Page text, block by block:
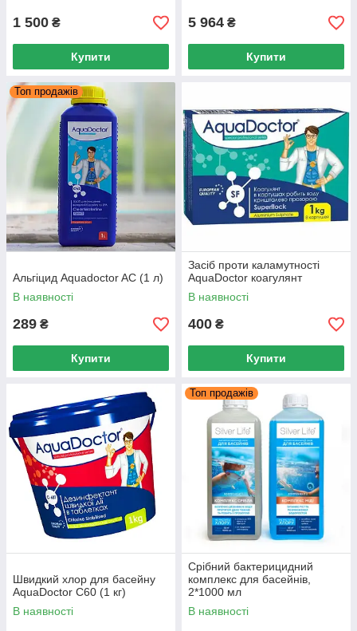
1 500 ₴
Купити
5 964 ₴
Купити
Топ продажів
Альгіцид Aquadoctor AC (1 л)
В наявності
289 ₴
Купити
Засіб проти каламутності
AquaDoctor коагулянт
В наявності
400 ₴
Купити
Швидкий хлор для басейну
AquaDoctor C60 (1 кг)
В наявності
Топ продажів
Срібний бактерицидний
комплекс для басейнів,
2*1000 мл
В наявності